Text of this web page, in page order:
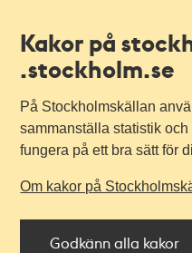
Kakor på
.stockholm.se
På Stockholmskällan
sammanställa statistik
fungera på ett bra sätt för
Om kakor på
Godkänn alla kakor